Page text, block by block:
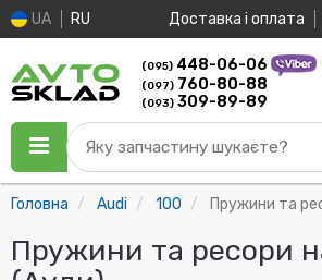
UA RU Доставка і оплата
(095) 448-06-06
(097) 760-80-88
(093) 309-89-89
Яку запчастину шукаєте?
Головна Audi 100 Пружини та
Пружини та ресори